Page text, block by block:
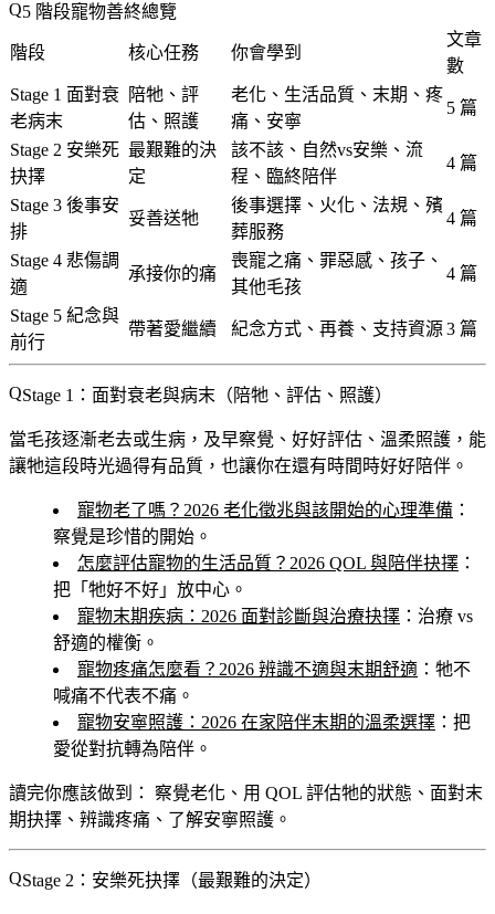
5 階段寵物善終總覽
階段 核心任務 你會學到
文章
數
Stage 1 面對衰
老病末
陪牠、評
估、照護
老化、生活品質、末期、疼
痛、安寧
5 篇
Stage 2 安樂死
抉擇
最艱難的決
定
該不該、自然vs安樂、流
程、臨終陪伴
4 篇
Stage 3 後事安
排
妥善送牠
後事選擇、火化、法規、殯
葬服務
4 篇
Stage 4 悲傷調
適
承接你的痛
喪寵之痛、罪惡感、孩子、
其他毛孩
4 篇
Stage 5 紀念與
前行
帶著愛繼續 紀念方式、再養、支持資源 3 篇
Stage 1：面對衰老與病末（陪牠、評估、照護）
當毛孩逐漸老去或生病，及早察覺、好好評估、溫柔照護，能
讓牠這段時光過得有品質，也讓你在還有時間時好好陪伴。
寵物老了嗎？2026 老化徵兆與該開始的心理準備 ：
察覺是珍惜的開始。
怎麼評估寵物的生活品質？2026 QOL 與陪伴抉擇 ：
把「牠好不好」放中心。
寵物末期疾病：2026 面對診斷與治療抉擇 ：治療 vs
舒適的權衡。
寵物疼痛怎麼看？2026 辨識不適與末期舒適 ：牠不
喊痛不代表不痛。
寵物安寧照護：2026 在家陪伴末期的溫柔選擇 ：把
愛從對抗轉為陪伴。
讀完你應該做到：
察覺老化、用 QOL 評估牠的狀態、面對末
期抉擇、辨識疼痛、了解安寧照護。
Stage 2：安樂死抉擇（最艱難的決定）